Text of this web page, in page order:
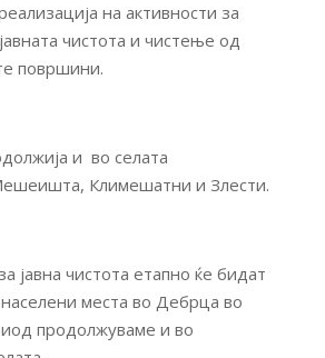
на активности за
чистота и чистење од
површини.
и во селата
Климешатни и Злести.
јавна чистота етапно ќе бидат
места во Дебрца во
продолжуваме и во